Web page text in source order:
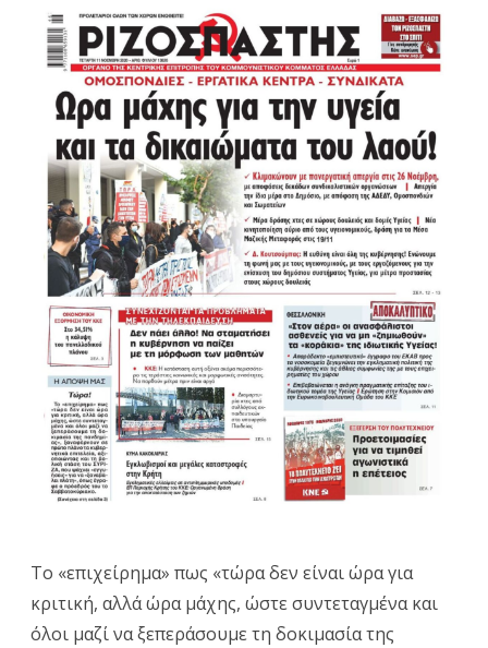
Το «επιχείρημα» πως «τώρα δεν είναι ώρα για
κριτική, αλλά ώρα μάχης, ώστε συντεταγμένα και
όλοι μαζί να ξεπεράσουμε τη δοκιμασία της